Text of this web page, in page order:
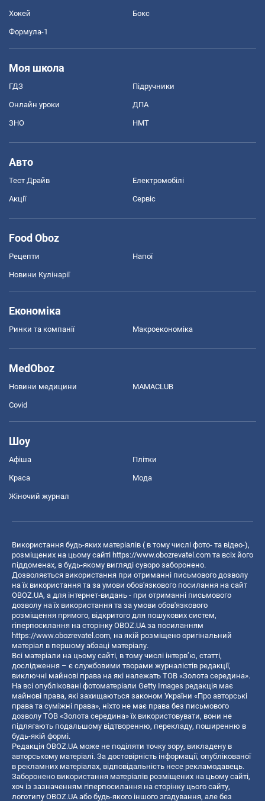
Хокей Бокс
Формула-1
Моя школа
ГДЗ Підручники
Онлайн уроки ДПА
ЗНО НМТ
Авто
Тест Драйв Електромобілі
Акції Сервіс
Food Oboz
Рецепти Напої
Новини Кулінарії
Економіка
Ринки та компанії Макроекономіка
MedOboz
Новини медицини MAMACLUB
Covid
Шоу
Афіша Плітки
Краса Мода
Жіночий журнал
Використання будь-яких матеріалів ( в тому числі фото- та відео-),
розміщених на цьому сайті https://www.obozrevatel.com та всіх його
піддоменах, в будь-якому вигляді суворо заборонено.
Дозволяється використання при отриманні письмового дозволу
на їх використання та за умови обов'язкового посилання на сайт
OBOZ.UA, а для інтернет-видань - при отриманні письмового
дозволу на їх використання та за умови обов'язкового
розміщення прямого, відкритого для пошукових систем,
гіперпосилання на сторінку OBOZ.UA за посиланням
https://www.obozrevatel.com, на якій розміщено оригінальний
матеріал в першому абзаці матеріалу.
Всі матеріали на цьому сайті, в тому числі інтерв’ю, статті,
дослідження – є службовими творами журналістів редакції,
виключні майнові права на які належать ТОВ «Золота середина».
На всі опубліковані фотоматеріали Getty Images редакція має
майнові права, які захищаються законом України «Про авторські
права та суміжні права», ніхто не має права без письмового
дозволу ТОВ «Золота середина» їх використовувати, вони не
підлягають подальшому відтворенню, перекладу, поширенню в
будь-якій формі.
Редакція OBOZ.UA може не поділяти точку зору, викладену в
авторському матеріалі. За достовірність інформації, опублікованої
в рекламних матеріалах, відповідальність несе рекламодавець.
Заборонено використання матеріалів розміщених на цьому сайті,
хоч із зазначенням гіперпосилання на сторінку цього сайту,
логотипу OBOZ.UA або будь-якого іншого згадування, але без